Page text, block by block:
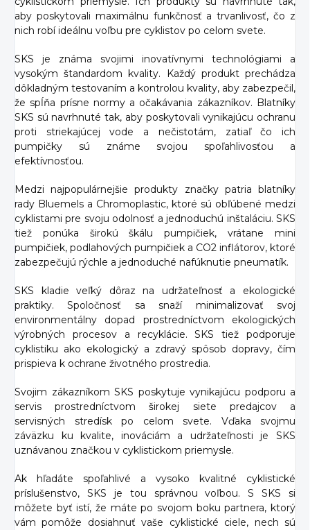
aby poskytovali maximálnu funkčnosť a trvanlivosť, čo z
nich robí ideálnu voľbu pre cyklistov po celom svete.
SKS je známa svojimi inovatívnymi technológiami a
vysokým štandardom kvality. Každý produkt prechádza
dôkladným testovaním a kontrolou kvality, aby zabezpečil,
že spĺňa prísne normy a očakávania zákazníkov. Blatníky
SKS sú navrhnuté tak, aby poskytovali vynikajúcu ochranu
proti striekajúcej vode a nečistotám, zatiaľ čo ich
pumpičky sú známe svojou spoľahlivosťou a
efektívnosťou.
Medzi najpopulárnejšie produkty značky patria blatníky
rady Bluemels a Chromoplastic, ktoré sú obľúbené medzi
cyklistami pre svoju odolnosť a jednoduchú inštaláciu. SKS
tiež ponúka širokú škálu pumpičiek, vrátane mini
pumpičiek, podlahových pumpičiek a CO2 inflátorov, ktoré
zabezpečujú rýchle a jednoduché nafúknutie pneumatík.
SKS kladie veľký dôraz na udržateľnosť a ekologické
praktiky. Spoločnosť sa snaží minimalizovať svoj
environmentálny dopad prostredníctvom ekologických
výrobných procesov a recyklácie. SKS tiež podporuje
cyklistiku ako ekologický a zdravý spôsob dopravy, čím
prispieva k ochrane životného prostredia.
Svojim zákazníkom SKS poskytuje vynikajúcu podporu a
servis prostredníctvom širokej siete predajcov a
servisných stredísk po celom svete. Vďaka svojmu
záväzku ku kvalite, inováciám a udržateľnosti je SKS
uznávanou značkou v cyklistickom priemysle.
Ak hľadáte spoľahlivé a vysoko kvalitné cyklistické
príslušenstvo, SKS je tou správnou voľbou. S SKS si
môžete byť istí, že máte po svojom boku partnera, ktorý
vám pomôže dosiahnuť vaše cyklistické ciele, nech sú